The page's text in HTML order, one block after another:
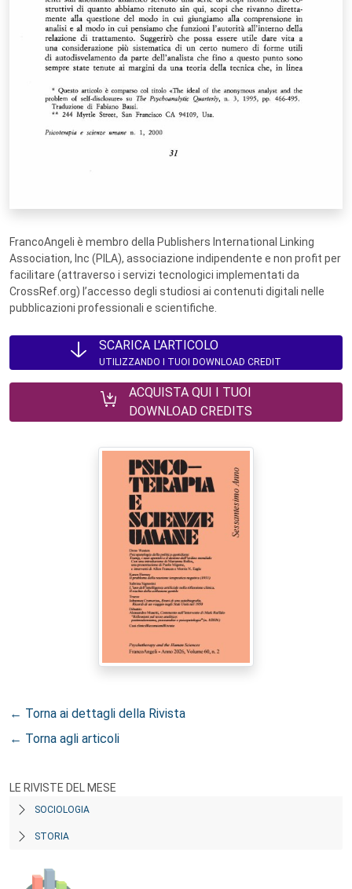
FrancoAngeli è membro della Publishers International Linking
Association, Inc (PILA), associazione indipendente e non profit per
facilitare (attraverso i servizi tecnologici implementati da
CrossRef.org) l’accesso degli studiosi ai contenuti digitali nelle
pubblicazioni professionali e scientifiche.
SCARICA L'ARTICOLO
UTILIZZANDO I TUOI DOWNLOAD CREDIT
ACQUISTA QUI I TUOI
DOWNLOAD CREDITS
← Torna ai dettagli della Rivista
← Torna agli articoli
LE RIVISTE DEL MESE
SOCIOLOGIA
STORIA